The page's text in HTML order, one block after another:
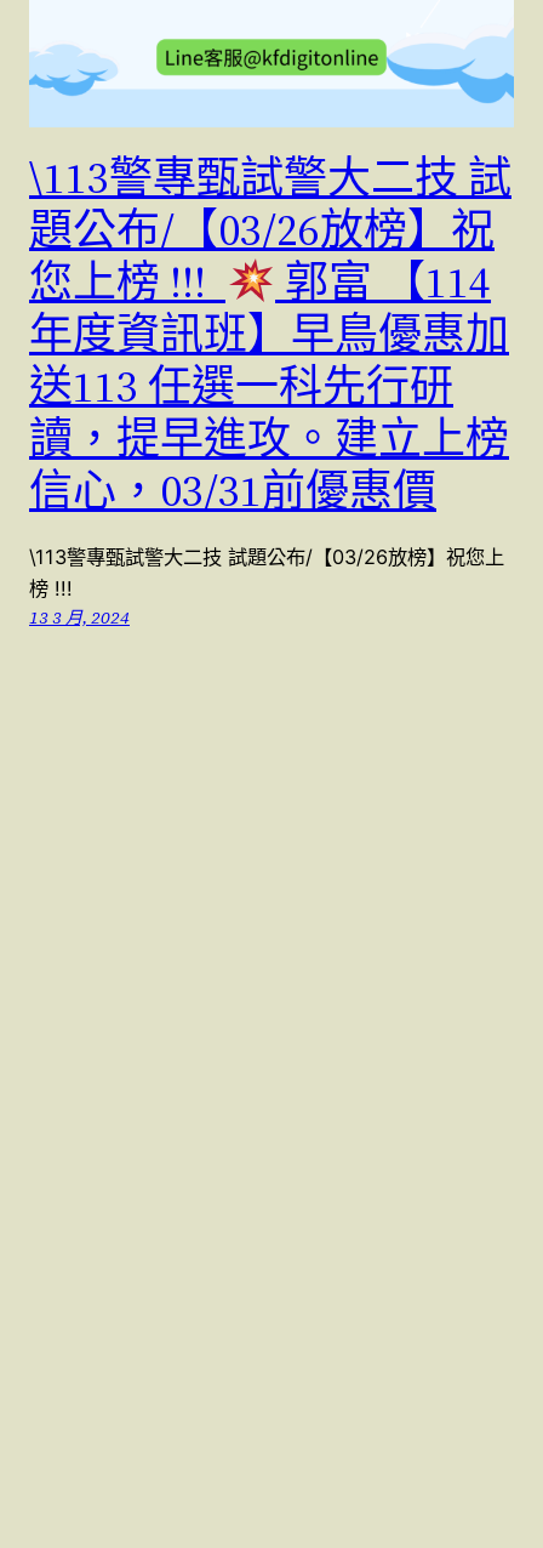
\113警專甄試警大二技 試
題公布/【03/26放榜】祝
您上榜 !!!
郭富 【114
年度資訊班】早鳥優惠加
送113 任選一科先行研
讀，提早進攻。建立上榜
信心，03/31前優惠價
\113警專甄試警大二技 試題公布/【03/26放榜】祝您上
榜 !!!
13 3 月, 2024